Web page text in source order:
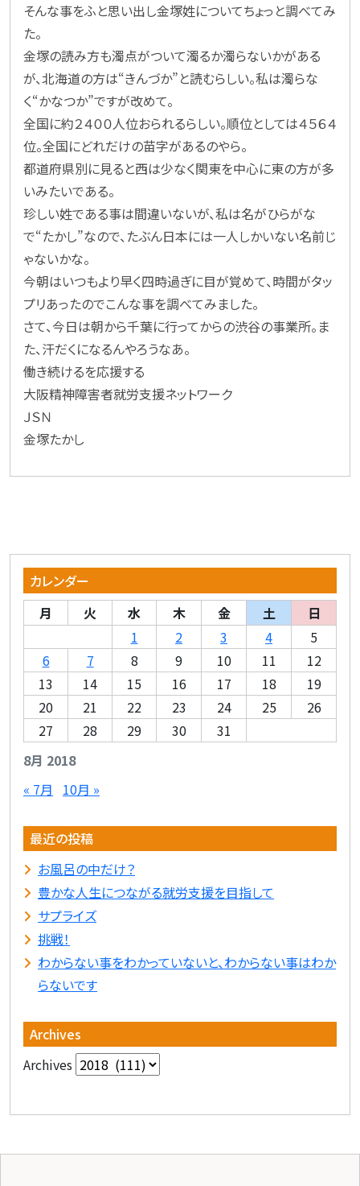
そんな事をふと思い出し金塚姓についてちょっと調べてみ
た。
金塚の読み方も濁点がついて濁るか濁らないかがある
が、北海道の方は“きんづか”と読むらしい。私は濁らな
く“かなつか”ですが改めて。
全国に約２４００人位おられるらしい。順位としては４５６４
位。全国にどれだけの苗字があるのやら。
都道府県別に見ると西は少なく関東を中心に東の方が多
いみたいである。
珍しい姓である事は間違いないが、私は名がひらがな
で“たかし”なので、たぶん日本には一人しかいない名前じ
ゃないかな。
今朝はいつもより早く四時過ぎに目が覚めて、時間がタッ
プリあったのでこんな事を調べてみました。
さて、今日は朝から千葉に行ってからの渋谷の事業所。ま
た、汗だくになるんやろうなあ。
働き続けるを応援する
大阪精神障害者就労支援ネットワーク
ＪＳＮ
金塚たかし
カレンダー
8月 2018
月 火 水 木 金 土
日
1
2 3 4
5
6
7 8 9 10 11
12
13
14 15 16 17 18
19
20
21 22 23 24 25
26
27
28 29 30 31
« 7月 10月 »
最近の投稿
お風呂の中だけ？
豊かな人生につながる就労支援を目指して
サプライズ
挑戦！
わからない事をわかっていないと、わからない事はわか
らないです
Archives
Archives